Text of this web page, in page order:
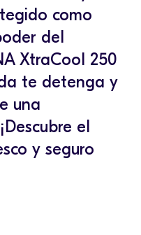
como
del
XtraCool 250
te detenga y
una
el
y seguro